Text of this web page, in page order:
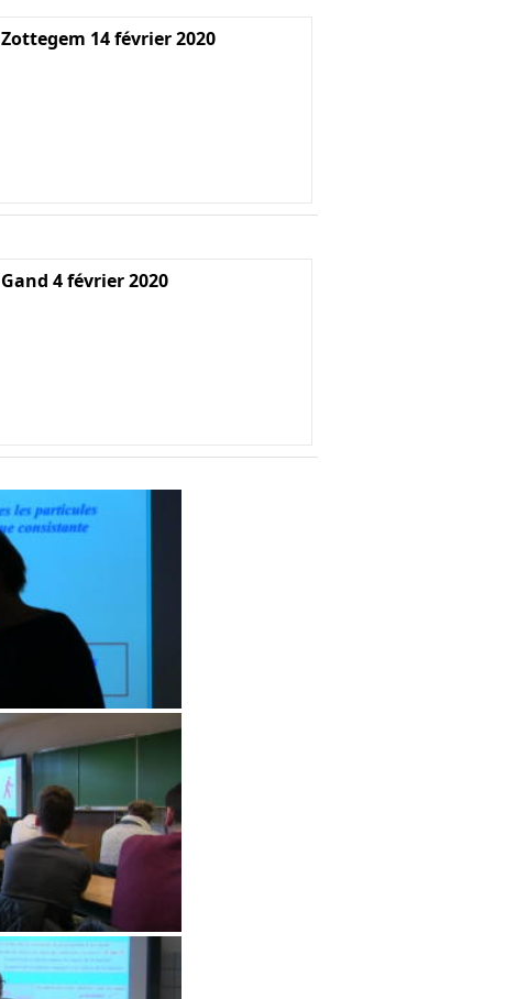
Zottegem 14 février 2020
Gand 4 février 2020